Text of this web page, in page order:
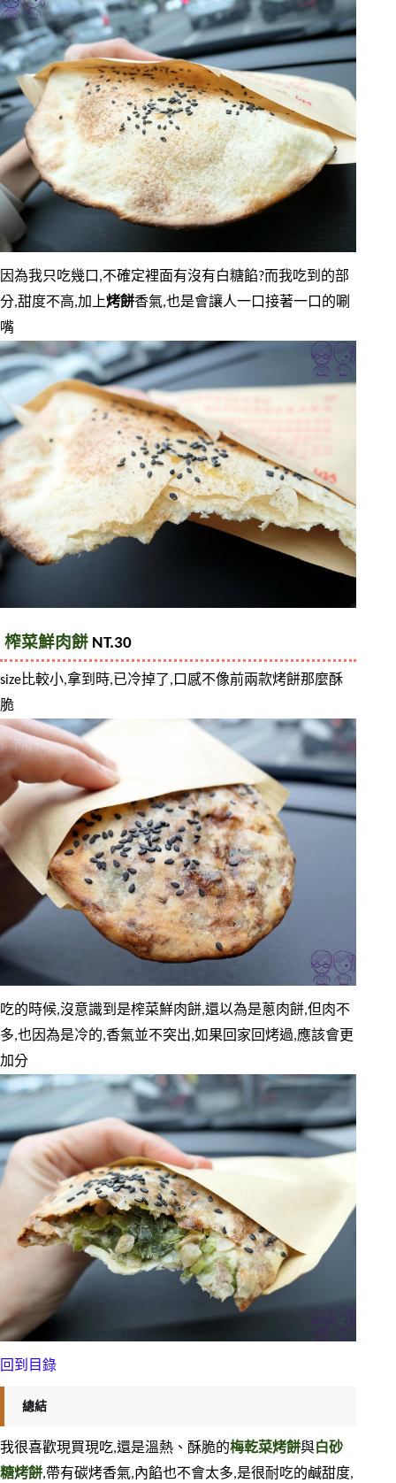
因為我只吃幾口,不確定裡面有沒有白糖餡?而我吃到的部
分,甜度不高,加上烤餅香氣,也是會讓人一口接著一口的唰
嘴
榨菜鮮肉餅 NT.30
size比較小,拿到時,已冷掉了,口感不像前兩款烤餅那麼酥
脆
吃的時候,沒意識到是榨菜鮮肉餅,還以為是蔥肉餅,但肉不
多,也因為是冷的,香氣並不突出,如果回家回烤過,應該會更
加分
回到目錄
總結
我很喜歡現買現吃,還是溫熱、酥脆的梅乾菜烤餅與 白砂
糖烤餅,帶有碳烤香氣,內餡也不會太多,是很耐吃的鹹甜度,